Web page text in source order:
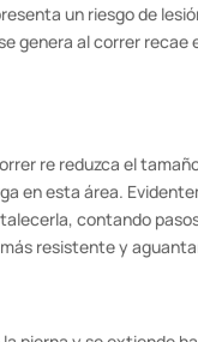
un riesgo de
genera al correr
re reduzca el
en esta área.
contando
resistente y